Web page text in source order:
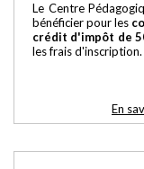
Le Centre
bénéficier pour les
crédit d'impôt de
les frais d'inscription.
En